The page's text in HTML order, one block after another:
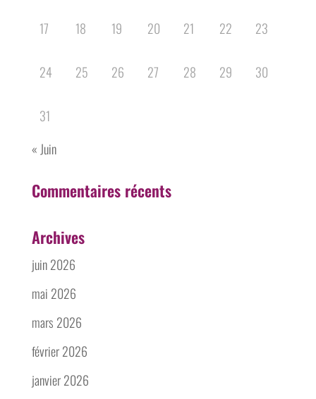
17 18 19 20 21 22 23
24 25 26 27 28 29 30
31
« Juin
Commentaires récents
Archives
juin 2026
mai 2026
mars 2026
février 2026
janvier 2026